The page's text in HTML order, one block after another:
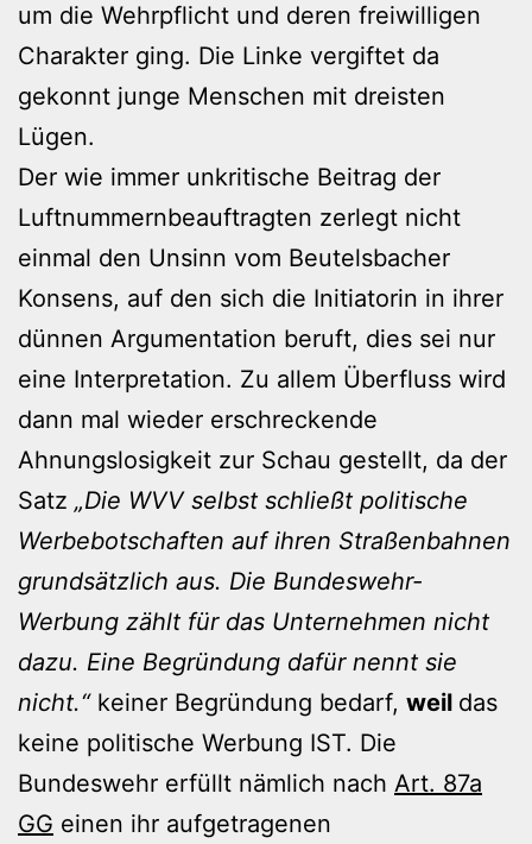
um die Wehrpflicht und deren freiwilligen
Charakter ging. Die Linke vergiftet da
gekonnt junge Menschen mit dreisten
Lügen.
Der wie immer unkritische Beitrag der
Luftnummernbeauftragten zerlegt nicht
einmal den Unsinn vom Beutelsbacher
Konsens, auf den sich die Initiatorin in ihrer
dünnen Argumentation beruft, dies sei nur
eine Interpretation. Zu allem Überfluss wird
dann mal wieder erschreckende
Ahnungslosigkeit zur Schau gestellt, da der
Satz „Die WVV selbst schließt politische
Werbebotschaften auf ihren Straßenbahnen
grundsätzlich aus. Die Bundeswehr-
Werbung zählt für das Unternehmen nicht
dazu. Eine Begründung dafür nennt sie
nicht.“keiner Begründung bedarf, weil das
keine politische Werbung IST. Die
Bundeswehr erfüllt nämlich nach Art. 87a
GG einen ihr aufgetragenen